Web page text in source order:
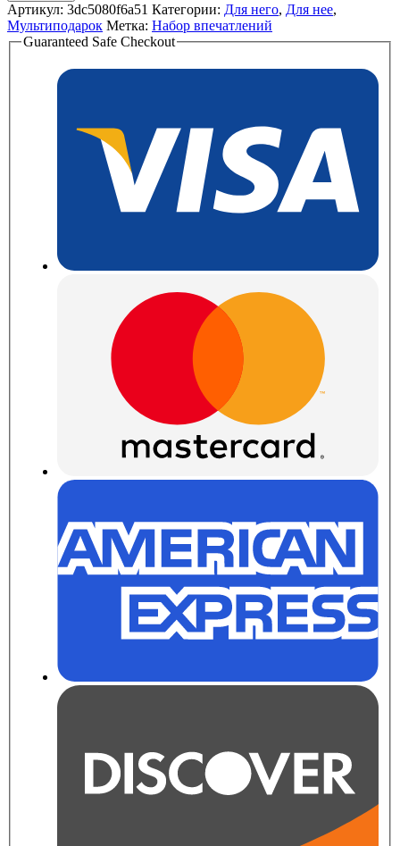
Артикул: 3dc5080f6a51 Категории: Для него, Для нее,
Мультиподарок Метка: Набор впечатлений
Guaranteed Safe Checkout